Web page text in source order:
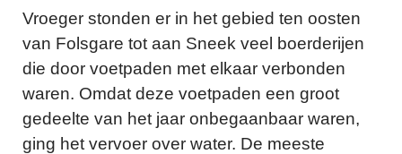
Vroeger stonden er in het gebied ten oosten
van Folsgare tot aan Sneek veel boerderijen
die door voetpaden met elkaar verbonden
waren. Omdat deze voetpaden een groot
gedeelte van het jaar onbegaanbaar waren,
ging het vervoer over water. De meeste